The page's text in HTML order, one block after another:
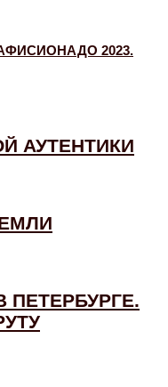
2023.
АУТЕНТИКИ
ПЕТЕРБУРГЕ.